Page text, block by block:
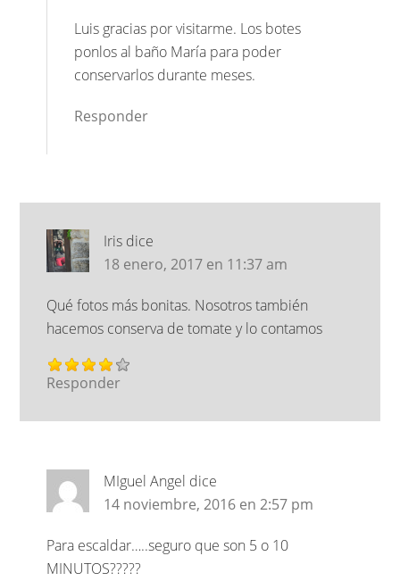
Luis gracias por visitarme. Los botes
ponlos al baño María para poder
conservarlos durante meses.
Responder
Iris dice
18 enero, 2017 en 11:37 am
Qué fotos más bonitas. Nosotros también
hacemos conserva de tomate y lo contamos
Responder
MIguel Angel dice
14 noviembre, 2016 en 2:57 pm
Para escaldar…..seguro que son 5 o 10
MINUTOS?????